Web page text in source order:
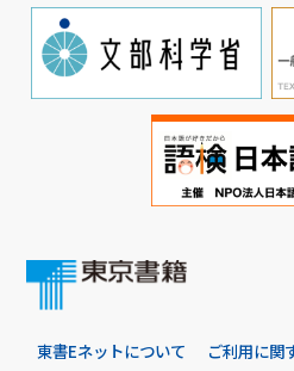
東書Eネットについて ご利用に関